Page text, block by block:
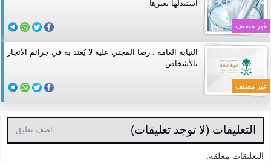
غير مصنف
استبدلها بغيرها
غير مصنف
النيابة العامة : رضا المجني عليه لا يُعتد به في جرائم الاتجار
بالأشخاص
التعليقات (لا توجد تعليقات) اضف تعليق
التعليقات مغلقة.